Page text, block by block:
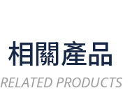
相關產品
RELATED PRODUCTS